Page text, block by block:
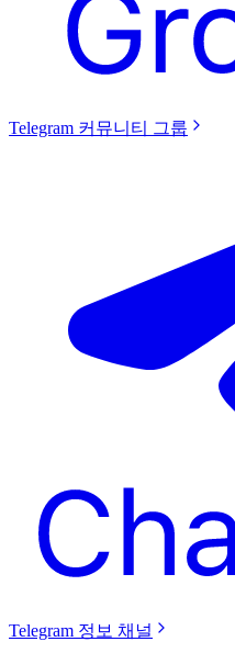
Telegram 커뮤니티 그룹
Telegram 정보 채널